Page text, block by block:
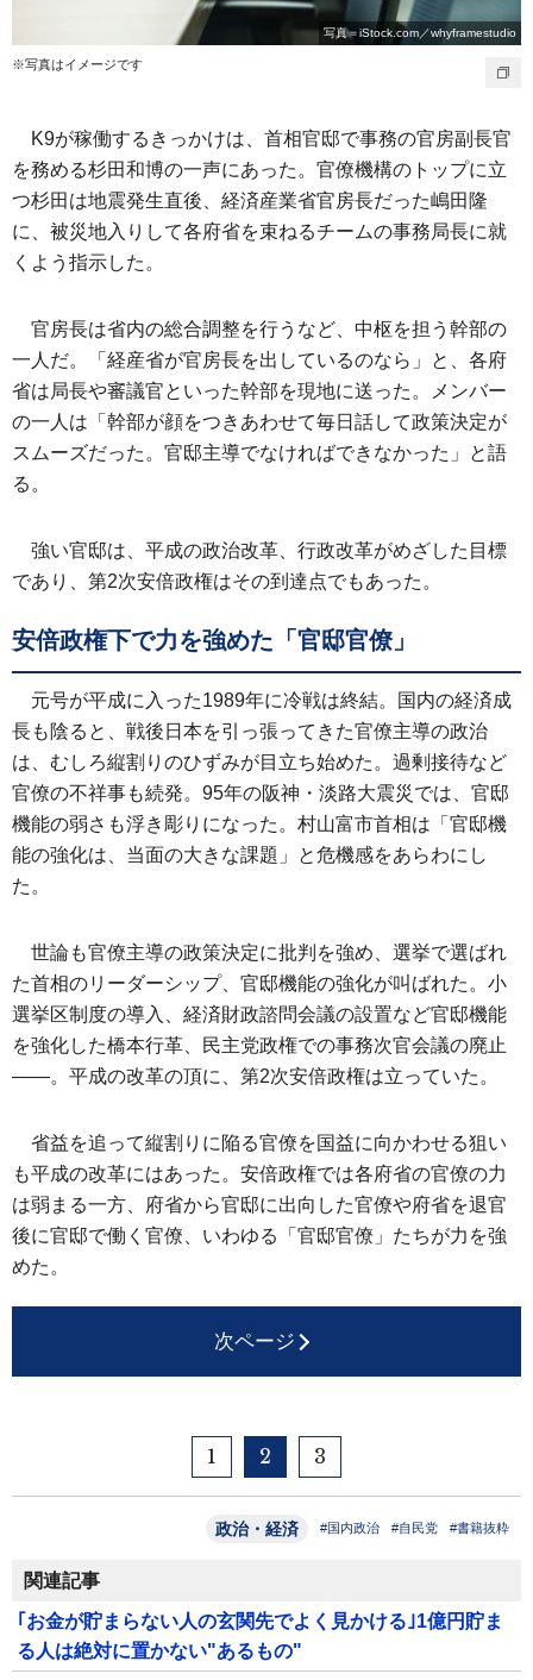
写真＝iStock.com／whyframestudio
※写真はイメージです
K9が稼働するきっかけは、首相官邸で事務の官房副長官
を務める杉田和博の一声にあった。官僚機構のトップに立
つ杉田は地震発生直後、経済産業省官房長だった嶋田隆
に、被災地入りして各府省を束ねるチームの事務局長に就
くよう指示した。
官房長は省内の総合調整を行うなど、中枢を担う幹部の
一人だ。「経産省が官房長を出しているのなら」と、各府
省は局長や審議官といった幹部を現地に送った。メンバー
の一人は「幹部が顔をつきあわせて毎日話して政策決定が
スムーズだった。官邸主導でなければできなかった」と語
る。
強い官邸は、平成の政治改革、行政改革がめざした目標
であり、第2次安倍政権はその到達点でもあった。
安倍政権下で力を強めた「官邸官僚」
元号が平成に入った1989年に冷戦は終結。国内の経済成
長も陰ると、戦後日本を引っ張ってきた官僚主導の政治
は、むしろ縦割りのひずみが目立ち始めた。過剰接待など
官僚の不祥事も続発。95年の阪神・淡路大震災では、官邸
機能の弱さも浮き彫りになった。村山富市首相は「官邸機
能の強化は、当面の大きな課題」と危機感をあらわにし
た。
世論も官僚主導の政策決定に批判を強め、選挙で選ばれ
た首相のリーダーシップ、官邸機能の強化が叫ばれた。小
選挙区制度の導入、経済財政諮問会議の設置など官邸機能
を強化した橋本行革、民主党政権での事務次官会議の廃止
——。平成の改革の頂に、第2次安倍政権は立っていた。
省益を追って縦割りに陥る官僚を国益に向かわせる狙い
も平成の改革にはあった。安倍政権では各府省の官僚の力
は弱まる一方、府省から官邸に出向した官僚や府省を退官
後に官邸で働く官僚、いわゆる「官邸官僚」たちが力を強
めた。
次ページ
1 2 3
政治・経済 #国内政治 #自民党 #書籍抜粋
関連記事
｢お金が貯まらない人の玄関先でよく見かける｣1億円貯ま
る人は絶対に置かない"あるもの"